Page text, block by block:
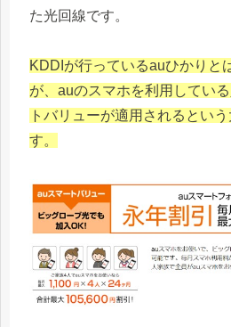
た光回線です。
KDDIが行っているauひかりと
が、auのスマホを利用してい
トバリューが適用されるとい
す。